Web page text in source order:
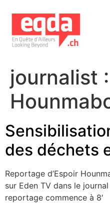
journalist :
des déchets
Reportage d’Espoir
sur Eden TV dans le
reportage commence à 8′